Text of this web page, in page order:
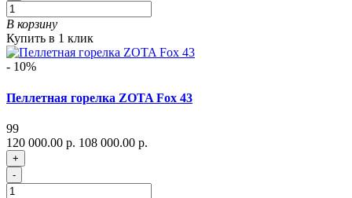
В корзину
Купить в 1 клик
- 10%
Пеллетная горелка ZOTA Fox 43
99
120 000.00 р. 108 000.00 р.
+
-